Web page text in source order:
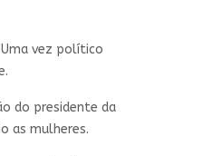
vez político
do presidente da
as mulheres.